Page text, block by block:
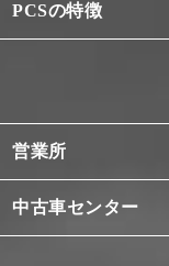
PCSの特徴
営業所
中古車センター